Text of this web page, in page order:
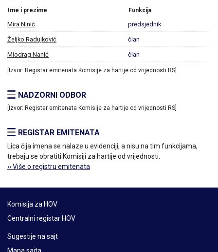
Ime i prezime Funkcija
Mira Ninić predsjednik
Željko Radujković član
Miodrag Nanić član
[Izvor: Registar emitenata Komisije za hartije od vrijednosti RS]
NADZORNI ODBOR
[Izvor: Registar emitenata Komisije za hartije od vrijednosti RS]
REGISTAR EMITENATA
Lica čija imena se nalaze u evidenciji, a nisu na tim funkcijama,
trebaju se obratiti Komisiji za hartije od vrijednosti.
›› Više o registru emitenata
Komisija za HOV
Centralni registar HOV
Sugestije na sajt